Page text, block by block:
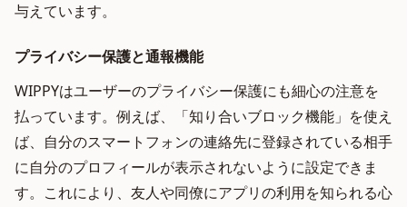
与えています。
プライバシー保護と通報機能
WIPPYはユーザーのプライバシー保護にも細心の注意を
払っています。例えば、「知り合いブロック機能」を使え
ば、自分のスマートフォンの連絡先に登録されている相手
に自分のプロフィールが表示されないように設定できま
す。これにより、友人や同僚にアプリの利用を知られる心